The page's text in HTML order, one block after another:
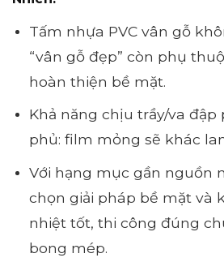
Tấm nhựa PVC vân gỗ
“vân gỗ đẹp” còn phụ
hoàn thiện bề mặt.
Khả năng chịu trầy/va
phủ: film mỏng sẽ khác
Với hạng mục gần nguồn
chọn giải pháp bề mặt và
nhiệt tốt, thi công đúng
bong mép.